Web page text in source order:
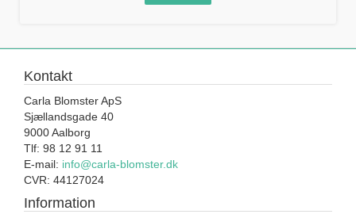
Kontakt
Carla Blomster ApS
Sjællandsgade 40
9000 Aalborg
Tlf: 98 12 91 11
E-mail: info@carla-blomster.dk
CVR: 44127024
Information